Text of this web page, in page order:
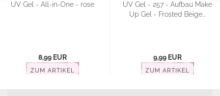
UV Gel - All-in-One - rose
8,99 EUR
ZUM ARTIKEL
UV Gel - 257 - Aufbau Make
Up Gel - Frosted Beige...
9,99 EUR
ZUM ARTIKEL